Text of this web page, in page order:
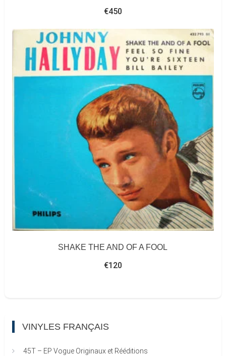
€450
SHAKE THE AND OF A FOOL
€120
VINYLES FRANÇAIS
45T – EP Vogue Originaux et Rééditions